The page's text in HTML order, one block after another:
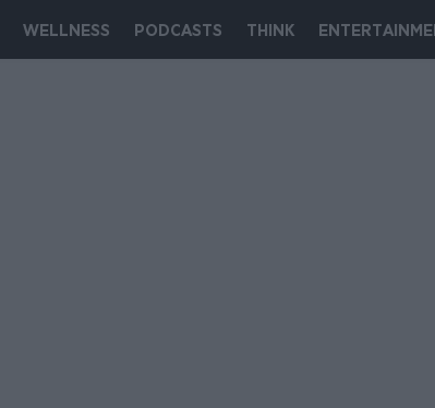
WELLNESS PODCASTS THINK